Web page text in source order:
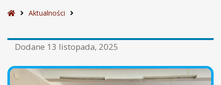
S
o
a
g
Aktualności
Dodane 13 listopada, 2025